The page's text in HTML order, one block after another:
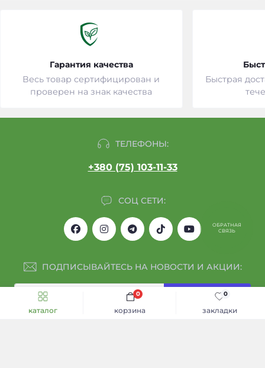
каталог закладки
0
корзина
0
Быстрый заказ КУПИТЬ
Гарантия качества
Весь товар сертифицирован и
проверен на знак качества
Быстрая
ТЕЛЕФОНЫ:
+380 (75) 103-11-33
СОЦ СЕТИ:
ПОДПИСЫВАЙТЕСЬ НА НОВОСТИ И АКЦИИ:
Подписаться
ОБРАТНАЯ
СВЯЗЬ